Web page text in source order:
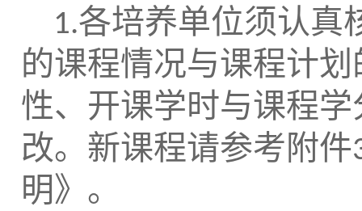
1.各培养单位须认真
的课程情况与课程计
性、开课学时与课程
改。新课程请参考附件
明》。